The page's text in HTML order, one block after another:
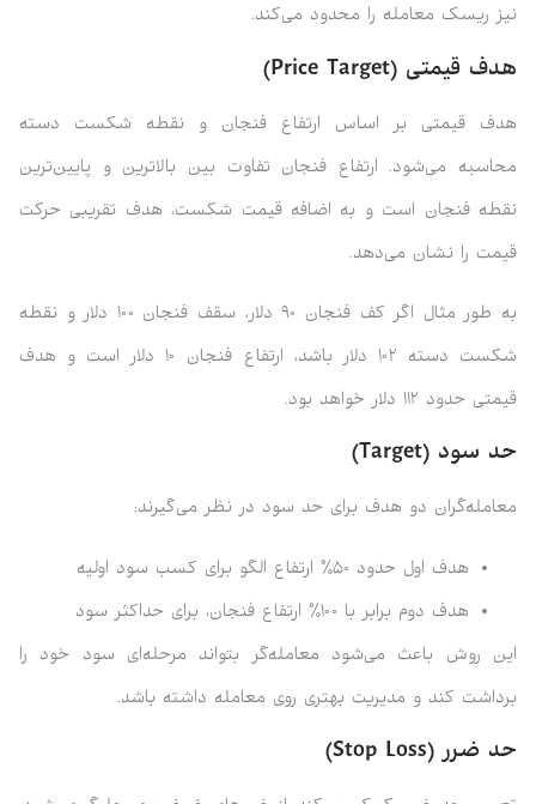
نیز ریسک معامله را محدود می‌کند.
هدف قیمتی (Price Target)
هدف قیمتی بر اساس ارتفاع فنجان و نقطه شکست دسته
محاسبه می‌شود. ارتفاع فنجان تفاوت بین بالاترین و پایین‌ترین
نقطه فنجان است و به اضافه قیمت شکست، هدف تقریبی حرکت
قیمت را نشان می‌دهد.
به طور مثال اگر کف فنجان ۹۰ دلار، سقف فنجان ۱۰۰ دلار و نقطه
شکست دسته ۱۰۲ دلار باشد، ارتفاع فنجان ۱۰ دلار است و هدف
قیمتی حدود ۱۱۲ دلار خواهد بود.
حد سود (Target)
معامله‌گران دو هدف برای حد سود در نظر می‌گیرند:
هدف اول حدود ۵۰٪ ارتفاع الگو برای کسب سود اولیه
هدف دوم برابر با ۱۰۰٪ ارتفاع فنجان، برای حداکثر سود
این روش باعث می‌شود معامله‌گر بتواند مرحله‌ای سود خود را
برداشت کند و مدیریت بهتری روی معامله داشته باشد.
حد ضرر (Stop Loss)